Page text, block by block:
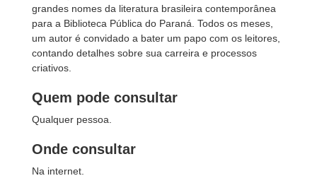
grandes nomes da literatura brasileira contemporânea
para a Biblioteca Pública do Paraná. Todos os meses,
um autor é convidado a bater um papo com os leitores,
contando detalhes sobre sua carreira e processos
criativos.
Quem pode consultar
Qualquer pessoa.
Onde consultar
Na internet.